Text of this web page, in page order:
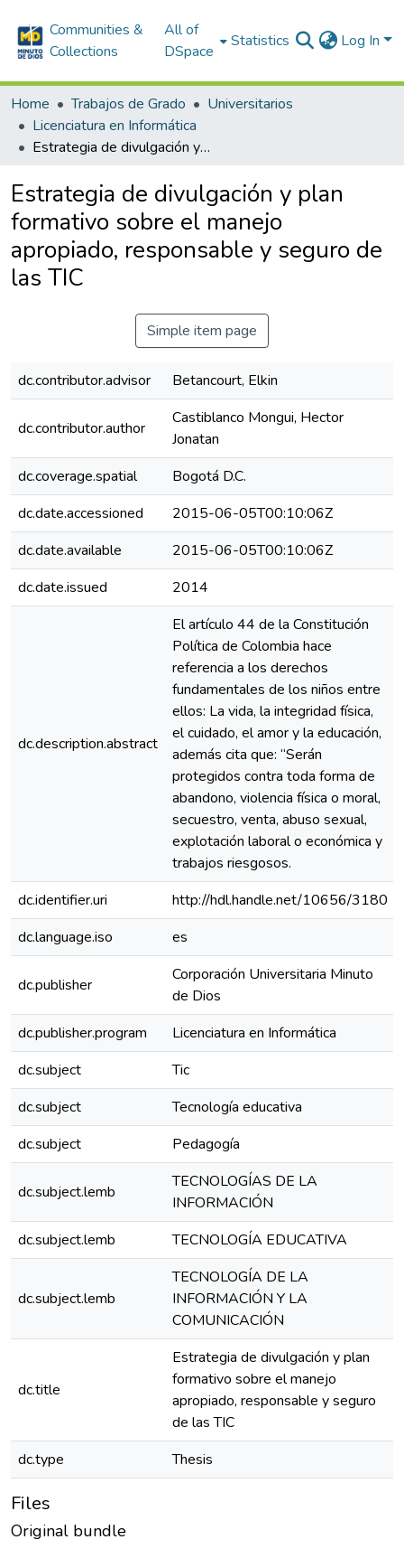
Communities &
Collections
All of
DSpace
Statistics Log In
Home Trabajos de Grado
Universitarios
Licenciatura en Informática
Estrategia de divulgación y plan formativo sobre el manejo apropiado, responsable y seguro de las TIC
Estrategia de divulgación y plan
formativo sobre el manejo
apropiado, responsable y seguro de
las TIC
Simple item page
dc.contributor.advisor Betancourt, Elkin
dc.contributor.author
Castiblanco Mongui, Hector
Jonatan
dc.coverage.spatial
Bogotá D.C.
dc.date.accessioned
2015-06-05T00:10:06Z
dc.date.available
2015-06-05T00:10:06Z
dc.date.issued
2014
dc.description.abstract
El artículo 44 de la Constitución
Política de Colombia hace
referencia a los derechos
fundamentales de los niños entre
ellos: La vida, la integridad física,
el cuidado, el amor y la educación,
además cita que: “Serán
protegidos contra toda forma de
abandono, violencia física o moral,
secuestro, venta, abuso sexual,
explotación laboral o económica y
trabajos riesgosos.
dc.identifier.uri
http://hdl.handle.net/10656/3180
dc.language.iso
es
dc.publisher
Corporación Universitaria Minuto
de Dios
dc.publisher.program Licenciatura en Informática
dc.subject
Tic
dc.subject
Tecnología educativa
dc.subject
Pedagogía
dc.subject.lemb
TECNOLOGÍAS DE LA
INFORMACIÓN
dc.subject.lemb TECNOLOGÍA EDUCATIVA
dc.subject.lemb
TECNOLOGÍA DE LA
INFORMACIÓN Y LA
COMUNICACIÓN
dc.title
Estrategia de divulgación y plan
formativo sobre el manejo
apropiado, responsable y seguro
de las TIC
dc.type Thesis
Files
Original bundle